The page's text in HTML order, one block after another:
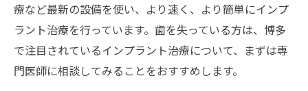
療など最新の設備を使い、より速く、より簡単にインプ
ラント治療を行っています。歯を失っている方は、博多
で注目されているインプラント治療について、まずは専
門医師に相談してみることをおすすめします。